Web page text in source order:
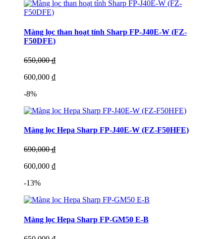
Màng lọc than hoạt tính Sharp FP-J40E-W (FZ-
F50DFE)
650,000 ₫
600,000 ₫
-8%
Màng lọc Hepa Sharp FP-J40E-W (FZ-F50HFE)
690,000 ₫
600,000 ₫
-13%
Màng lọc Hepa Sharp FP-GM50 E-B